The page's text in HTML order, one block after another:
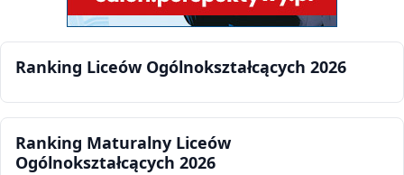
Ranking Liceów Ogólnokształcących 2026
Ranking Maturalny Liceów
Ogólnokształcących 2026